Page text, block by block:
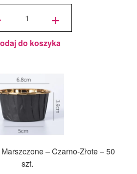
-
- 25 +
do koszyka
– Czarno-Złote – 50
szt.